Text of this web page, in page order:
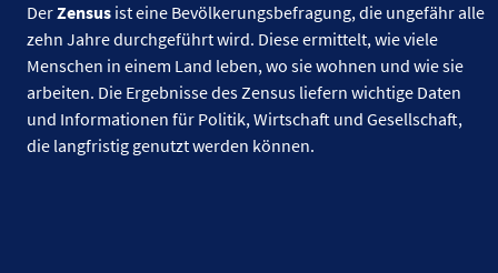
DerZensus ist eine Bevölkerungsbefragung, die ungefähr alle
zehn Jahre durchgeführt wird. Diese ermittelt, wie viele
Menschen in einem Land leben, wo sie wohnen und wie sie
arbeiten. Die Ergebnisse des Zensus liefern wichtige Daten
und Informationen für Politik, Wirtschaft und Gesellschaft,
die langfristig genutzt werden können.